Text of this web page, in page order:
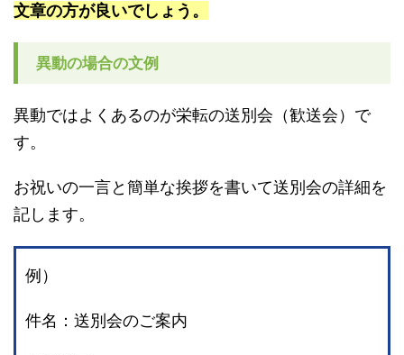
文章の方が良いでしょう。
異動の場合の文例
異動ではよくあるのが栄転の送別会（歓送会）で
す。
お祝いの一言と簡単な挨拶を書いて送別会の詳細を
記します。
例）
件名：送別会のご案内